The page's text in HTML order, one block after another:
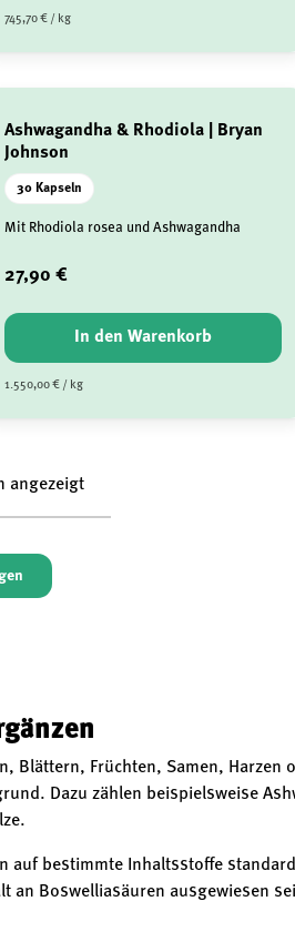
745,70 € / kg
Ashwagandha & Rhodiola | Bryan
Johnson
30 Kapseln
Mit Rhodiola rosea und Ashwagandha
27,90 €
In den Warenkorb
1.550,00 € / kg
angezeigt
Blättern, Früchten, Samen, Harzen
Dazu zählen beispielsweise
bestimmte Inhaltsstoffe
an Boswelliasäuren ausgewiesen